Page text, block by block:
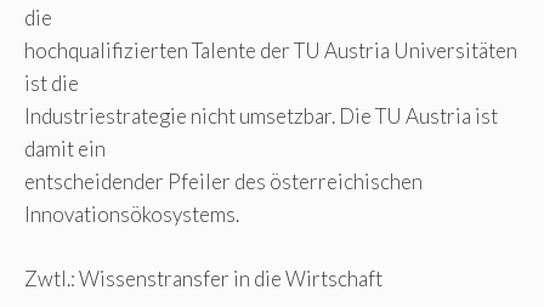
die
hochqualifizierten Talente der TU Austria Universitäten
ist die
Industriestrategie nicht umsetzbar. Die TU Austria ist
damit ein
entscheidender Pfeiler des österreichischen
Innovationsökosystems.
Zwtl.: Wissenstransfer in die Wirtschaft